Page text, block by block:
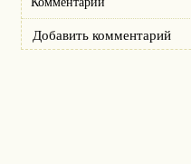
Добавить комментарий